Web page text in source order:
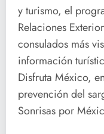
y turismo, el
Relaciones
consulados más
información
Disfruta México,
prevención del
Sonrisas por